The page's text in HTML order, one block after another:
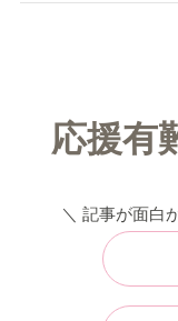
応援有
＼ 記事が面白